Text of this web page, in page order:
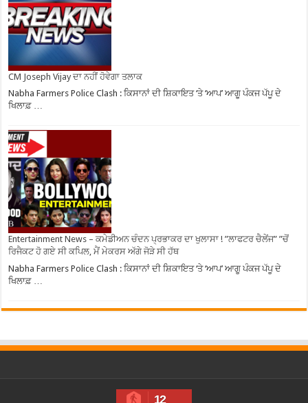
CM Joseph Vijay ਦਾ ਨਹੀਂ ਹੋਵੇਗਾ ਤਲਾਕ
Nabha Farmers Police Clash : ਕਿਸਾਨਾਂ ਦੀ ਸ਼ਿਕਾਇਤ ‘ਤੇ ‘ਆਪ’ ਆਗੂ ਪੰਕਜ ਪੱਪੂ ਦੇ
ਖਿਲਾਫ਼ …
Entertainment News – ਕਮੇਡੀਅਨ ਚੰਦਨ ਪ੍ਰਭਾਕਰ ਦਾ ਖੁਲਾਸਾ ! ”ਲਾਫਟਰ ਚੈਲੇਂਜ” ”ਚੋਂ
ਰਿਜੈਕਟ ਹੋ ਗਏ ਸੀ ਕਪਿਲ, ਮੈਂ ਮੇਕਰਸ ਅੱਗੇ ਜੋੜੇ ਸੀ ਹੱਥ
Nabha Farmers Police Clash : ਕਿਸਾਨਾਂ ਦੀ ਸ਼ਿਕਾਇਤ ‘ਤੇ ‘ਆਪ’ ਆਗੂ ਪੰਕਜ ਪੱਪੂ ਦੇ
ਖਿਲਾਫ਼ …
12